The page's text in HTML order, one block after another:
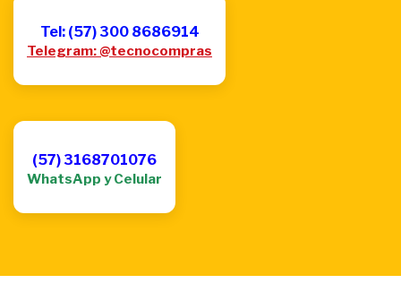
Tel: (57) 300 8686914
Telegram: @tecnocompras
(57) 3168701076
WhatsApp y Celular